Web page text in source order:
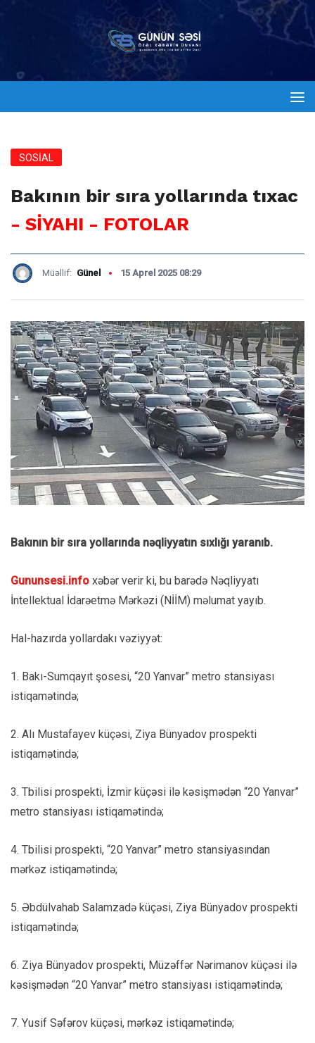
SOSİAL
Bakının bir sıra yollarında tıxac
- SİYAHI - FOTOLAR
Müəllif: Günel 15 Aprel 2025 08:29
Bakının bir sıra yollarında nəqliyyatın sıxlığı yaranıb.
Gununsesi.info xəbər verir ki, bu barədə Nəqliyyatı
İntellektual İdarəetmə Mərkəzi (NİİM) məlumat yayıb.
Hal-hazırda yollardakı vəziyyət:
1. Bakı-Sumqayıt şosesi, “20 Yanvar” metro stansiyası
istiqamətində;
2. Alı Mustafayev küçəsi, Ziya Bünyadov prospekti
istiqamətində;
3. Tbilisi prospekti, İzmir küçəsi ilə kəsişmədən “20 Yanvar”
metro stansiyası istiqamətində;
4. Tbilisi prospekti, “20 Yanvar” metro stansiyasından
mərkəz istiqamətində;
5. Əbdülvahab Salamzadə küçəsi, Ziya Bünyadov prospekti
istiqamətində;
6. Ziya Bünyadov prospekti, Müzəffər Nərimanov küçəsi ilə
kəsişmədən “20 Yanvar” metro stansiyası istiqamətində;
7. Yusif Səfərov küçəsi, mərkəz istiqamətində;